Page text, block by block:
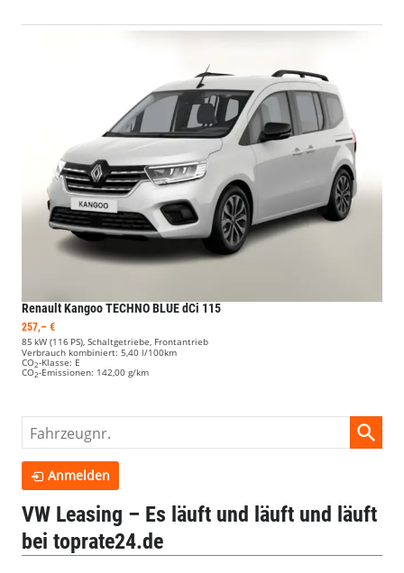
VW Leasing – Es läuft und läuft und läuft
bei toprate24.de
Renault KangooTECHNO BLUE dCi 115
257,– €
85 kW (116 PS), Schaltgetriebe, Frontantrieb
Verbrauch kombiniert: 5,40 l/100km
CO2-Klasse: E
CO2-Emissionen: 142,00 g/km
Fahrzeugnr.
Anmelden